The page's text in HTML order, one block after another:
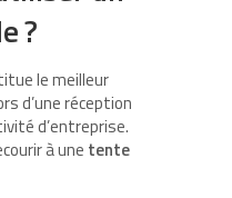
?
le meilleur
d’une réception
d’entreprise.
à une tente